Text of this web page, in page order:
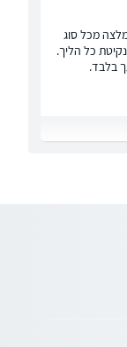
מכל סוג
כל הליך.
בלבד.